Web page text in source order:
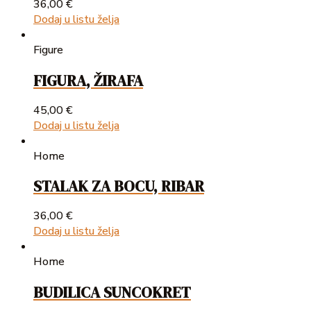
36,00€
Dodaj u listu želja
Figure
FIGURA, ŽIRAFA
45,00€
Dodaj u listu želja
Home
STALAK ZA BOCU, RIBAR
36,00€
Dodaj u listu želja
Home
BUDILICA SUNCOKRET